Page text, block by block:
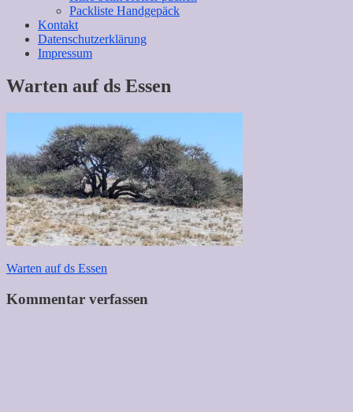
Packliste Handgepäck
Kontakt
Datenschutzerklärung
Impressum
Warten auf ds Essen
Beitragsnavigation
Warten auf ds Essen
Kommentar verfassen